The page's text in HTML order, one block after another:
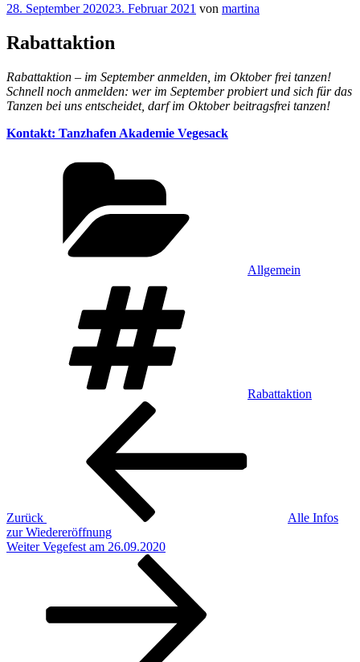
Veröffentlicht
28. September 202023. Februar 2021 von martina
Rabattaktion
Rabattaktion – im September anmelden, im Oktober frei tanzen!
Schnell noch anmelden: wer im September probiert und sich für das
Tanzen bei uns entscheidet, darf im Oktober beitragsfrei tanzen!
Kontakt: Tanzhafen Akademie Vegesack
Allgemein
Rabattaktion
Beitragsnavigation
Zurück
Alle Infos
zur Wiedereröffnung
Nächster
Weiter Vegefest am 26.09.2020